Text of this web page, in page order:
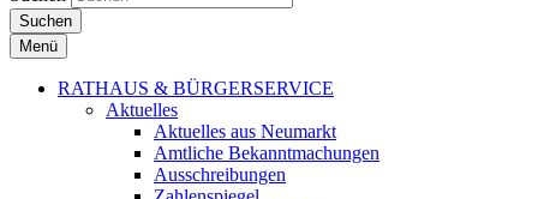
Suchen
Menü
RATHAUS & BÜRGERSERVICE
Aktuelles
Aktuelles aus Neumarkt
Amtliche Bekanntmachungen
Ausschreibungen